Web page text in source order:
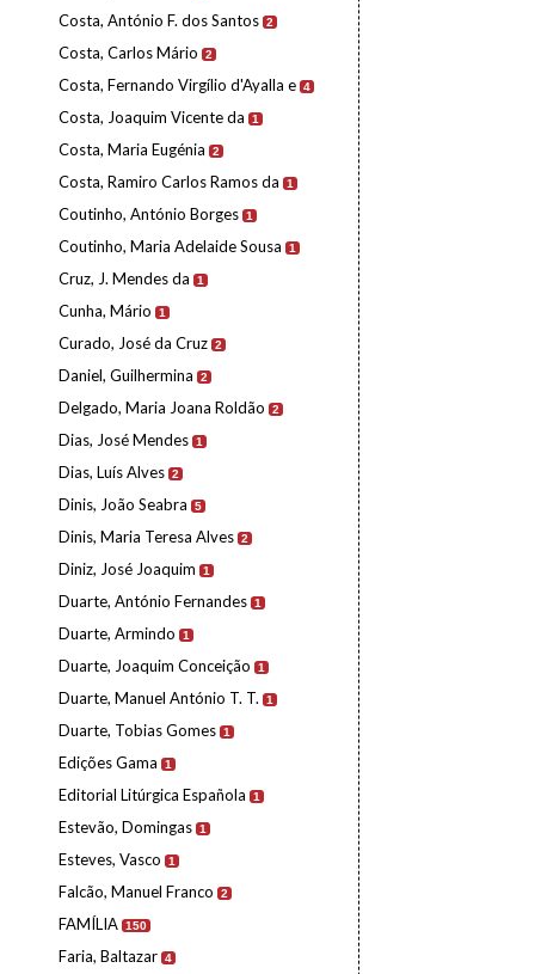
Costa, António F. dos Santos 2
Costa, Carlos Mário 2
Costa, Fernando Virgílio d'Ayalla e 4
Costa, Joaquim Vicente da 1
Costa, Maria Eugénia 2
Costa, Ramiro Carlos Ramos da 1
Coutinho, António Borges 1
Coutinho, Maria Adelaide Sousa 1
Cruz, J. Mendes da 1
Cunha, Mário 1
Curado, José da Cruz 2
Daniel, Guilhermina 2
Delgado, Maria Joana Roldão 2
Dias, José Mendes 1
Dias, Luís Alves 2
Dinis, João Seabra 5
Dinis, Maria Teresa Alves 2
Diniz, José Joaquim 1
Duarte, António Fernandes 1
Duarte, Armindo 1
Duarte, Joaquim Conceição 1
Duarte, Manuel António T. T. 1
Duarte, Tobias Gomes 1
Edições Gama 1
Editorial Litúrgica Española 1
Estevão, Domingas 1
Esteves, Vasco 1
Falcão, Manuel Franco 2
FAMÍLIA 150
Faria, Baltazar 4